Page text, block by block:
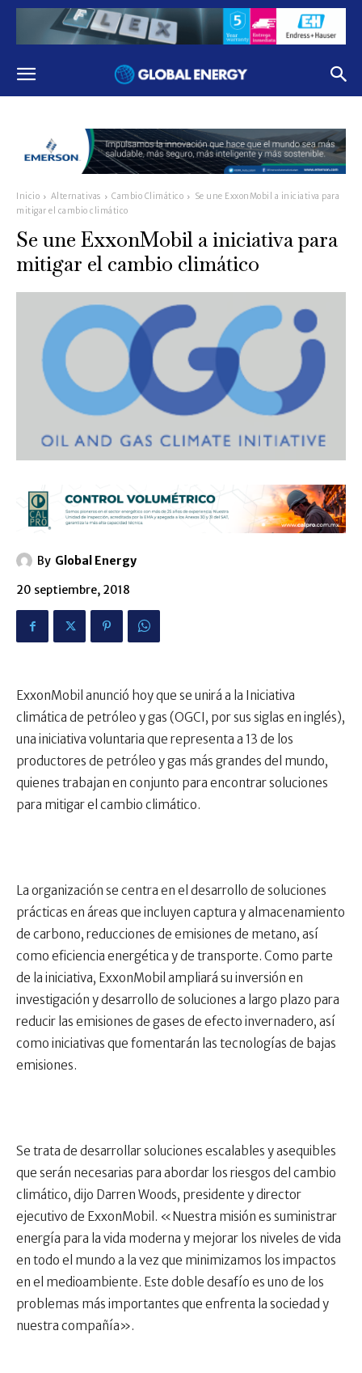
Inicio Alternativas Cambio Climático
Se une ExxonMobil a iniciativa para
mitigar el cambio climático
Se une ExxonMobil a iniciativa para
mitigar el cambio climático
By Global Energy
20 septiembre, 2018
ExxonMobil anunció hoy que se unirá a la Iniciativa
climática de petróleo y gas (OGCI, por sus siglas en inglés),
una iniciativa voluntaria que representa a 13 de los
productores de petróleo y gas más grandes del mundo,
quienes trabajan en conjunto para encontrar soluciones
para mitigar el cambio climático.
La organización se centra en el desarrollo de soluciones
prácticas en áreas que incluyen captura y almacenamiento
de carbono, reducciones de emisiones de metano, así
como eficiencia energética y de transporte. Como parte
de la iniciativa, ExxonMobil ampliará su inversión en
investigación y desarrollo de soluciones a largo plazo para
reducir las emisiones de gases de efecto invernadero, así
como iniciativas que fomentarán las tecnologías de bajas
emisiones.
Se trata de desarrollar soluciones escalables y asequibles
que serán necesarias para abordar los riesgos del cambio
climático, dijo Darren Woods, presidente y director
ejecutivo de ExxonMobil. «Nuestra misión es suministrar
energía para la vida moderna y mejorar los niveles de vida
en todo el mundo a la vez que minimizamos los impactos
en el medioambiente. Este doble desafío es uno de los
problemas más importantes que enfrenta la sociedad y
nuestra compañía».